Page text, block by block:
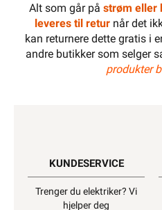
Alt som går på strøm eller
leveres til returnår det
kan returnere dette gratis i
andre butikker som selger
produkter
KUNDESERVICE
Trenger du elektriker? Vi
hjelper deg